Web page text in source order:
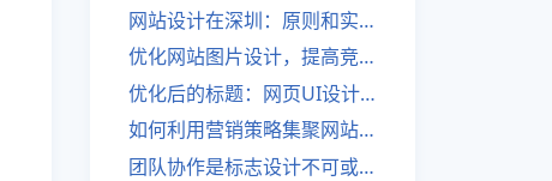
网站设计在深圳：原则和实践
优化网站图片设计，提高竞争力
优化后的标题：网页UI设计与APP UI设计应用软件
如何利用营销策略集聚网站流量
团队协作是标志设计不可或缺的一部分